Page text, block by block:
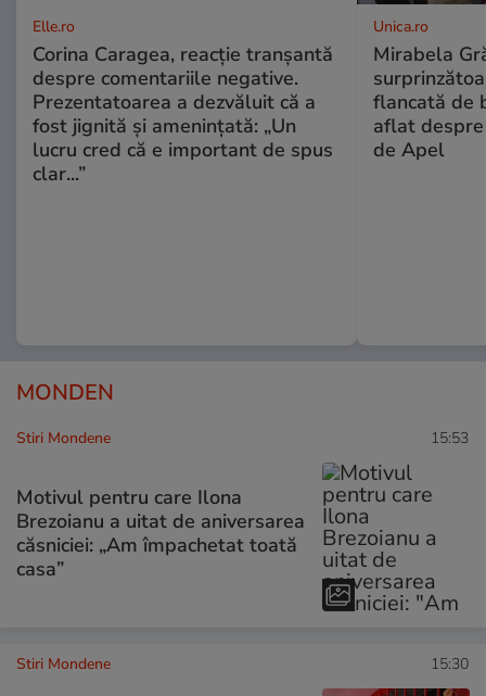
Elle.ro
Corina Caragea, reacție tranșantă
despre comentariile negative.
Prezentatoarea a dezvăluit că a
fost jignită și amenințată: „Un
lucru cred că e important de spus
clar...”
Unica.ro
Mirabela
flancată de
aflat
de Apel
MONDEN
Stiri Mondene 15:53
Motivul pentru care Ilona
Brezoianu a uitat de aniversarea
căsniciei: „Am împachetat toată
casa”
Stiri Mondene 15:30